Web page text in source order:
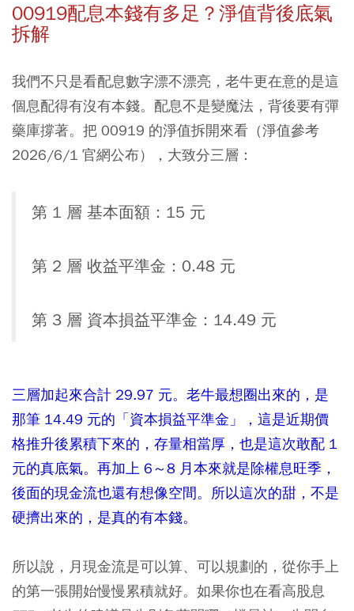
00919配息本錢有多足？淨值背後底氣
拆解
我們不只是看配息數字漂不漂亮，老牛更在意的是這
個息配得有沒有本錢。配息不是變魔法，背後要有彈
藥庫撐著。把 00919 的淨值拆開來看（淨值參考
2026/6/1 官網公布），大致分三層：
第 1 層 基本面額：15 元
第 2 層 收益平準金：0.48 元
第 3 層 資本損益平準金：14.49 元
三層加起來合計 29.97 元。老牛最想圈出來的，是
那筆 14.49 元的「資本損益平準金」，這是近期價
格推升後累積下來的，存量相當厚，也是這次敢配 1
元的真底氣。再加上 6～8 月本來就是除權息旺季，
後面的現金流也還有想像空間。所以這次的甜，不是
硬擠出來的，是真的有本錢。
所以說，月現金流是可以算、可以規劃的，從你手上
的第一張開始慢慢累積就好。如果你也在看高股息